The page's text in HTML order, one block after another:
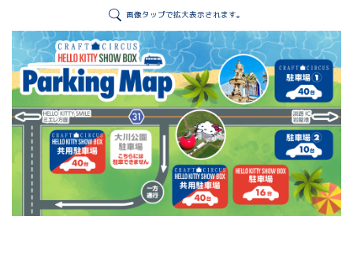
画像タップで拡大表示されます。